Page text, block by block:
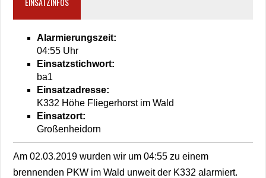
Alarmierungszeit:
04:55 Uhr
Einsatzstichwort:
ba1
Einsatzadresse:
K332 Höhe Fliegerhorst im Wald
Einsatzort:
Großenheidorn
Am 02.03.2019 wurden wir um 04:55 zu einem
brennenden PKW im Wald unweit der K332 alarmiert.